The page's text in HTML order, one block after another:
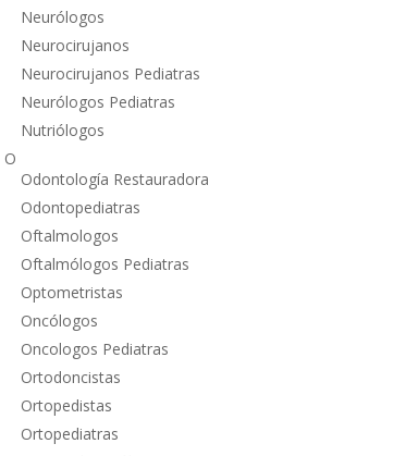
Neurólogos
Neurocirujanos
Neurocirujanos Pediatras
Neurólogos Pediatras
Nutriólogos
O
Odontología Restauradora
Odontopediatras
Oftalmologos
Oftalmólogos Pediatras
Optometristas
Oncólogos
Oncologos Pediatras
Ortodoncistas
Ortopedistas
Ortopediatras